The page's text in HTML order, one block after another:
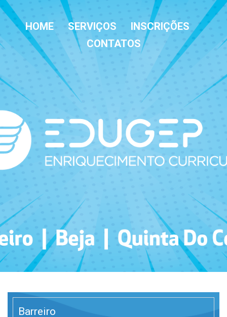
HOME SERVIÇOS
INSCRIÇÕES
CONTATOS
Barreiro